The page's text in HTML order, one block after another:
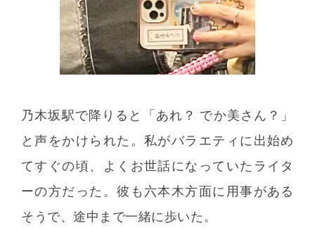
乃木坂駅で降りると「あれ？ でか美さん？」
と声をかけられた。私がバラエティに出始め
てすぐの頃、よくお世話になっていたライタ
ーの方だった。彼も六本木方面に用事がある
そうで、途中まで一緒に歩いた。